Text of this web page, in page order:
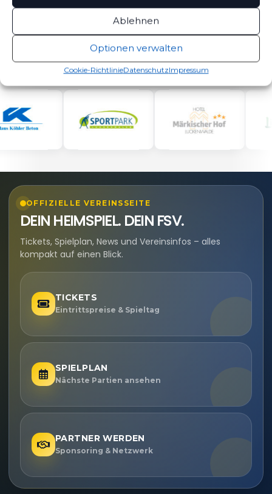
Ablehnen
Optionen verwalten
Cookie-RichtlinieDatenschutzImpressum
OFFIZIELLE VEREINSSEITE
DEIN HEIMSPIEL. DEIN FSV.
Tickets, Spielplan, News und Vereinsinfos – alles
kompakt auf einen Blick.
TICKETS
Eintrittspreise & Spieltag
SPIELPLAN
Nächste Partien ansehen
PARTNER WERDEN
Sponsoring & Netzwerk